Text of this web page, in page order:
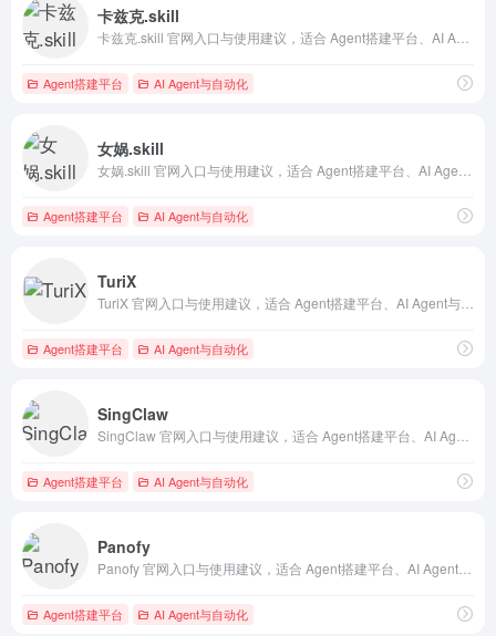
卡兹克.skill
Agent搭建平台 AI Agent与自动化
女娲.skill
Agent搭建平台 AI Agent与自动化
TuriX
Agent搭建平台 AI Agent与自动化
SingClaw
Agent搭建平台 AI Agent与自动化
Panofy
Agent搭建平台 AI Agent与自动化